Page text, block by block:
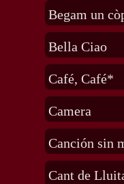
Begam un
Bella Ciao
Café, Café*
Camera
Canción sin
Cant de